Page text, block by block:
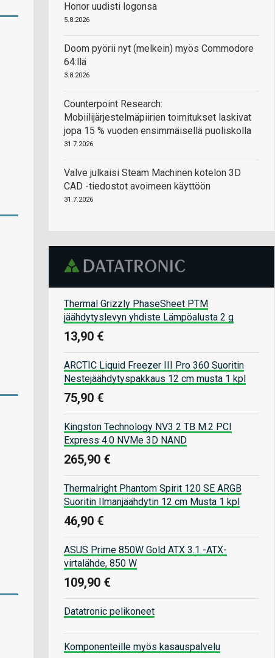
Honor uudisti logonsa
5.8.2026
Doom pyörii nyt (melkein) myös Commodore
64:llä
3.8.2026
Counterpoint Research:
Mobiilijärjestelmäpiirien toimitukset laskivat
jopa 15 % vuoden ensimmäisellä puoliskolla
31.7.2026
Valve julkaisi Steam Machinen kotelon 3D
CAD -tiedostot avoimeen käyttöön
31.7.2026
Thermal Grizzly PhaseSheet PTM
jäähdytyslevyn yhdiste Lämpöalusta 2 g
13,90 €
ARCTIC Liquid Freezer III Pro 360 Suoritin
Nestejäähdytyspakkaus 12 cm musta 1 kpl
75,90 €
Kingston Technology NV3 2 TB M.2 PCI
Express 4.0 NVMe 3D NAND
265,90 €
Thermalright Phantom Spirit 120 SE ARGB
Suoritin Ilmanjäähdytin 12 cm Musta 1 kpl
46,90 €
ASUS Prime 850W Gold ATX 3.1 -ATX-
virtalähde, 850 W
109,90 €
Datatronic pelikoneet
Komponenteille myös kasauspalvelu